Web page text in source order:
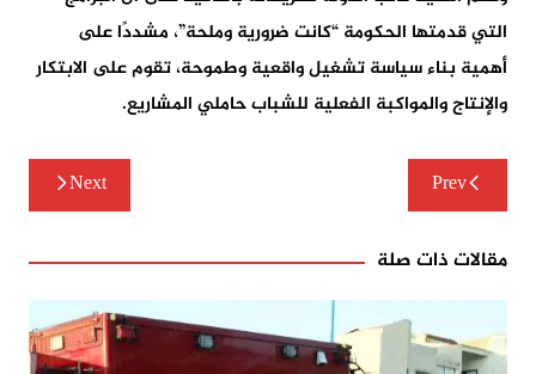
التي قدمتها الحكومة “كانت ضرورية وملحة”، مشددًا على
أهمية بناء سياسة تشغيل واقعية وطموحة، تقوم على الابتكار
والإنتاج والمواكبة الفعلية للشباب حاملي المشاريع.
تصفّح
المقالاتPrev
Next
مقالات ذات صلة